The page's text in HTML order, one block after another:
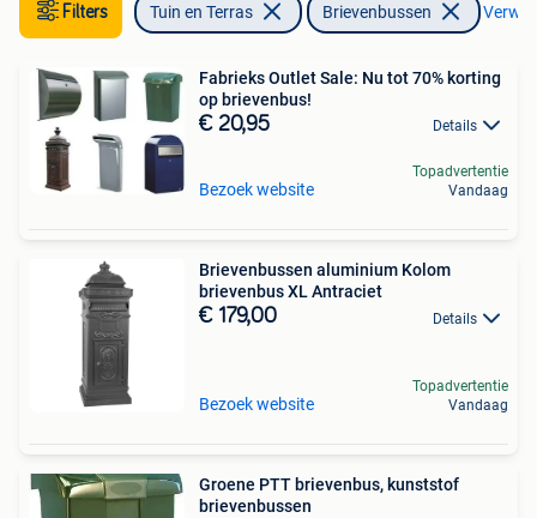
Filters Tuin en Terras Brievenbussen
Fabrieks Outlet Sale: Nu tot 70% korting
op brievenbus!
€ 20,95 Details
Bezoek website
Topadvertentie
Vandaag
Brievenbussen aluminium Kolom
brievenbus XL Antraciet
€ 179,00 Details
Bezoek website
Topadvertentie
Vandaag
Groene PTT brievenbus, kunststof
brievenbussen